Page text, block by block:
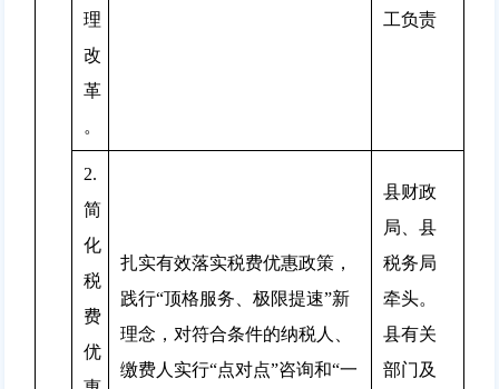
理
改
革
。
工负责
2.
简
化
税
费
优
扎实有效落实税费优惠政策，
践行“顶格服务、极限提速”新
理念，对符合条件的纳税人、
缴费人实行“点对点”咨询和“一
县财政
局、县
税务局
牵头。
县有关
部门及